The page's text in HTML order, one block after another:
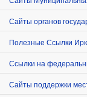
Сайты органов
Полезные Ссылки
Ссылки на
Сайты поддержки